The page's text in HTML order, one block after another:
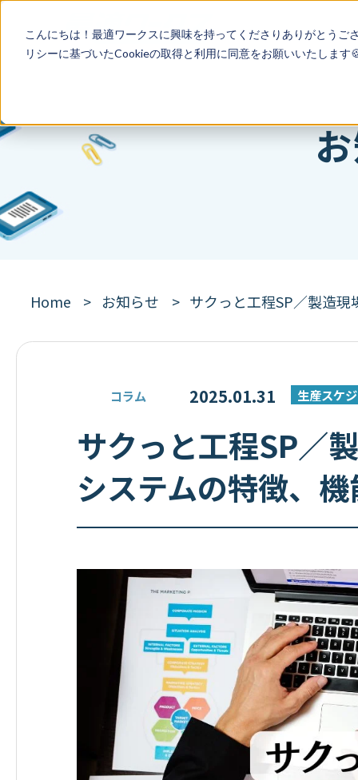
こんにちは！最適ワークスに興味を持ってくださりありがとう
リシーに基づいたCookieの取得と利用に同意をお願いいたします
Home お知らせ サクっと工程SP／製造
コラム 2025.01.31 生産スケ
サクっと工程SP／
システムの特徴、